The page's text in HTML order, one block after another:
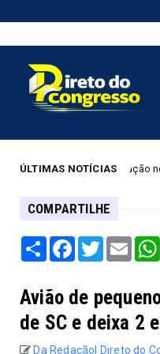
ÚLTIMAS NOTÍCIAS
do coração no Hospital de
COMPARTILHE
Share Facebook
TwitterEmail
Avião de
de SC e deixa 2
Da Redação| Direto do